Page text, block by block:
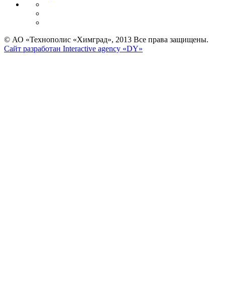
© АО «Технополис «Химград», 2013 Все права защищены.
Сайт разработан Interactive agency «DY»